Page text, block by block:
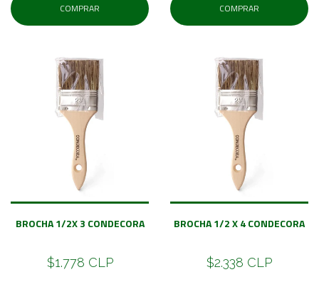
COMPRAR COMPRAR
BROCHA 1/2X 3 CONDECORA
$1.778 CLP
BROCHA 1/2 X 4 CONDECORA
$2.338 CLP